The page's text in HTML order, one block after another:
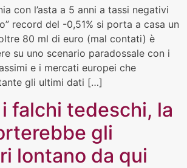
con l’asta a 5 anni a tassi negativi
record del -0,51% si porta a casa un
80 ml di euro (mal contati) è
su uno scenario paradossale con i
e i mercati europei che
gli ultimi dati […]
falchi tedeschi, la
gli
lontano da qui